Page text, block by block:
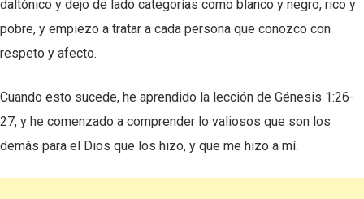
daltónico y dejo de lado categorías como blanco y negro, rico y
pobre, y empiezo a tratar a cada persona que conozco con
respeto y afecto.
Cuando esto sucede, he aprendido la lección de Génesis 1:26-
27, y he comenzado a comprender lo valiosos que son los
demás para el Dios que los hizo, y que me hizo a mí.